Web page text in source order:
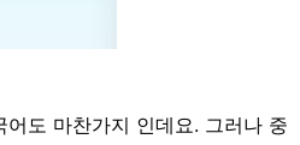
도 마찬가지 인데요. 그러나 중